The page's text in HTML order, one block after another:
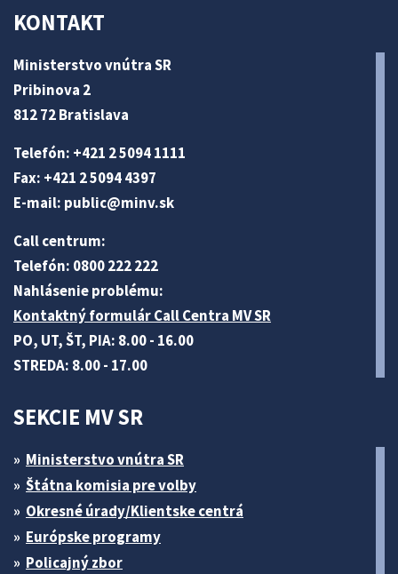
KONTAKT
Ministerstvo vnútra SR
Pribinova 2
812 72 Bratislava
Telefón: +421 2 5094 1111
Fax: +421 2 5094 4397
E-mail: public@minv.sk
Call centrum:
Telefón: 0800 222 222
Nahlásenie problému:
Kontaktný formulár Call Centra MV SR
PO, UT, ŠT, PIA: 8.00 - 16.00
STREDA: 8.00 - 17.00
SEKCIE MV SR
Ministerstvo vnútra SR
Štátna komisia pre volby
Okresné úrady/Klientske centrá
Európske programy
Policajný zbor